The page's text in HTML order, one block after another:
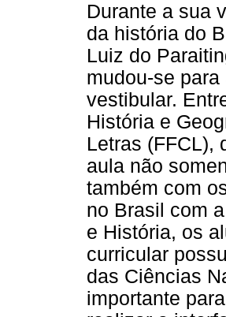
Durante a sua
da história do
Luiz do
mudou-se
vestibular.
História e
Letras (FFCL),
aula não
também com
no Brasil com
e História, os
curricular
das Ciências
importante